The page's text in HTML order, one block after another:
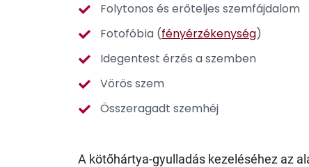
Folytonos és erőteljes szemfájdalom
Fotofóbia (fényérzékenység)
Idegentest érzés a szemben
Vörös szem
Összeragadt szemhéj
A kötőhártya-gyulladás kezeléséhez az